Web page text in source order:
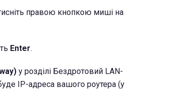
правою кнопкою миші на
Enter.
у розділі Бездротовий LAN-
IP-адреса вашого роутера (у